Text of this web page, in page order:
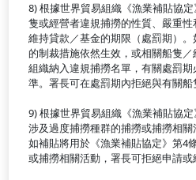
8) 根據世界貿易組織《漁業補貼協
隻或經營者違規捕撈的性質、嚴重
維持貸款／基金的期限（處罰期）
的制裁措施依然生效，或相關船隻
組織納入違規捕撈名單，有關處罰
準。署長可在處罰期內拒絕與有關船
9) 根據世界貿易組織《漁業補貼協
涉及過度捕撈種群的捕撈或捕撈相關
如補貼將用於《漁業補貼協定》第4
或捕撈相關活動，署長可拒絕申請或